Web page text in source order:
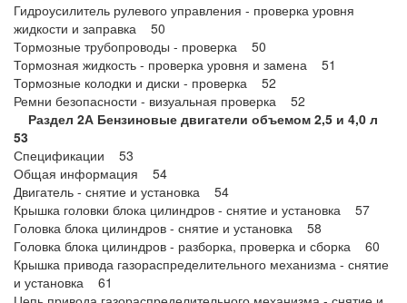
Гидроусилитель рулевого управления - проверка уровня
жидкости и заправка 50
Тормозные трубопроводы - проверка 50
Тормозная жидкость - проверка уровня и замена 51
Тормозные колодки и диски - проверка 52
Ремни безопасности - визуальная проверка 52
Раздел 2А Бензиновые двигатели объемом 2,5 и 4,0 л
53
Спецификации 53
Общая информация 54
Двигатель - снятие и установка 54
Крышка головки блока цилиндров - снятие и установка 57
Головка блока цилиндров - снятие и установка 58
Головка блока цилиндров - разборка, проверка и сборка 60
Крышка привода газораспределительного механизма - снятие
и установка 61